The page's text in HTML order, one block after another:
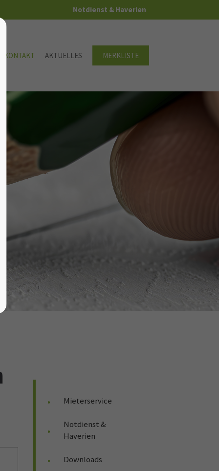
Notdienst & Haverien
KONTAKT AKTUELLES MERKLISTE
Mieterservice
Notdienst &
Haverien
Downloads